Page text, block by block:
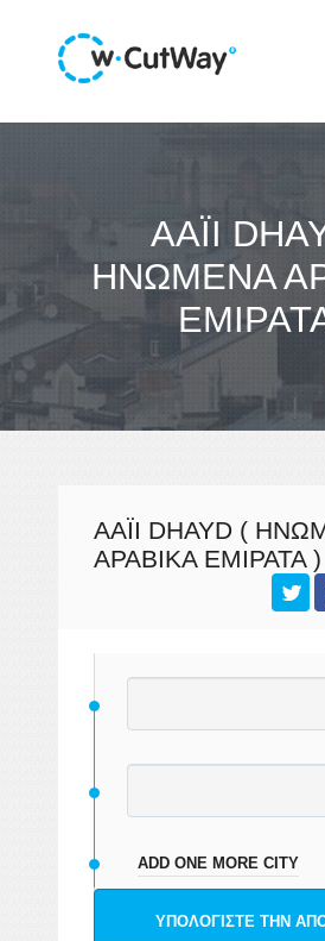
ΑΆΙΙ
ΗΝΩΜΈΝΑ
ΑΆΙΙ DHAYD (
ΑΡΑΒΙΚΆ ΕΜΙΡΆΤΑ )
ADD ONE MORE CITY
ΥΠΟΛΟΓΊΣΤΕ ΤΗΝ